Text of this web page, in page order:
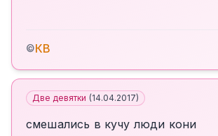
©КВ
Две девятки (14.04.2017)
смешались в кучу люди кони